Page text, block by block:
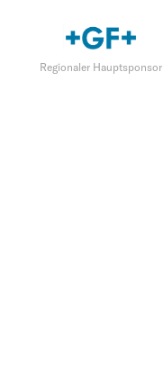
Regionaler Hauptsponsor